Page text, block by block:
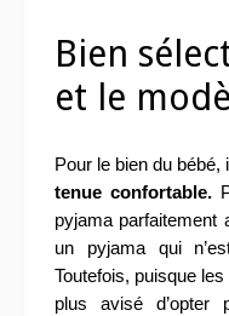
Bien
et le
Pour le bien du
tenue confortable.
pyjama parfaitement
un pyjama qui
Toutefois, puisque
plus avisé